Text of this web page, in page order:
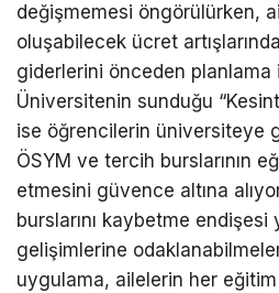
değişmemesi öngörülürken,
oluşabilecek ücret
giderlerini önceden planlama
Üniversitenin sunduğu
ise öğrencilerin üniversiteye
ÖSYM ve tercih burslarının
etmesini güvence altına
burslarını kaybetme
gelişimlerine
uygulama, ailelerin her eğitim